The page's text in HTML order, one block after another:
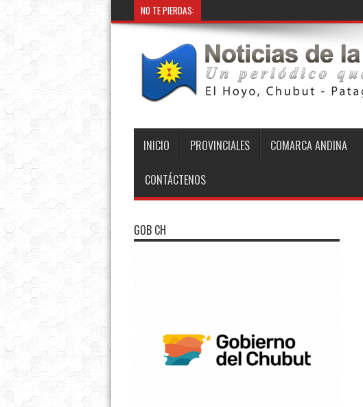
NO TE PIERDAS:
INICIO PROVINCIALES COMARCA ANDINA
CONTÁCTENOS
GOB CH